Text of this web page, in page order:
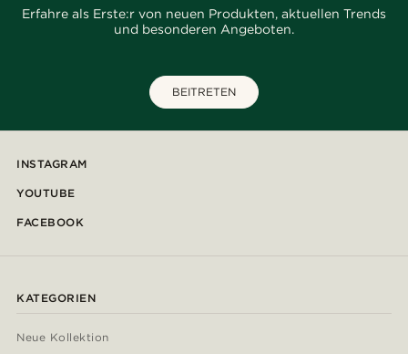
Erfahre als Erste:r von neuen Produkten, aktuellen Trends
und besonderen Angeboten.
BEITRETEN
INSTAGRAM
YOUTUBE
FACEBOOK
KATEGORIEN
Neue Kollektion